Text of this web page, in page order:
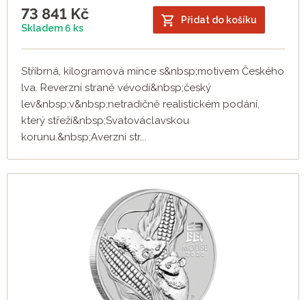
73 841 Kč
Skladem 6 ks
Přidat do košíku
Stříbrná, kilogramová mince s&nbsp;motivem Českého
lva. Reverzní straně vévodí&nbsp;český
lev&nbsp;v&nbsp;netradičně realistickém podání,
který střeží&nbsp;Svatováclavskou
korunu.&nbsp;Averzní str...